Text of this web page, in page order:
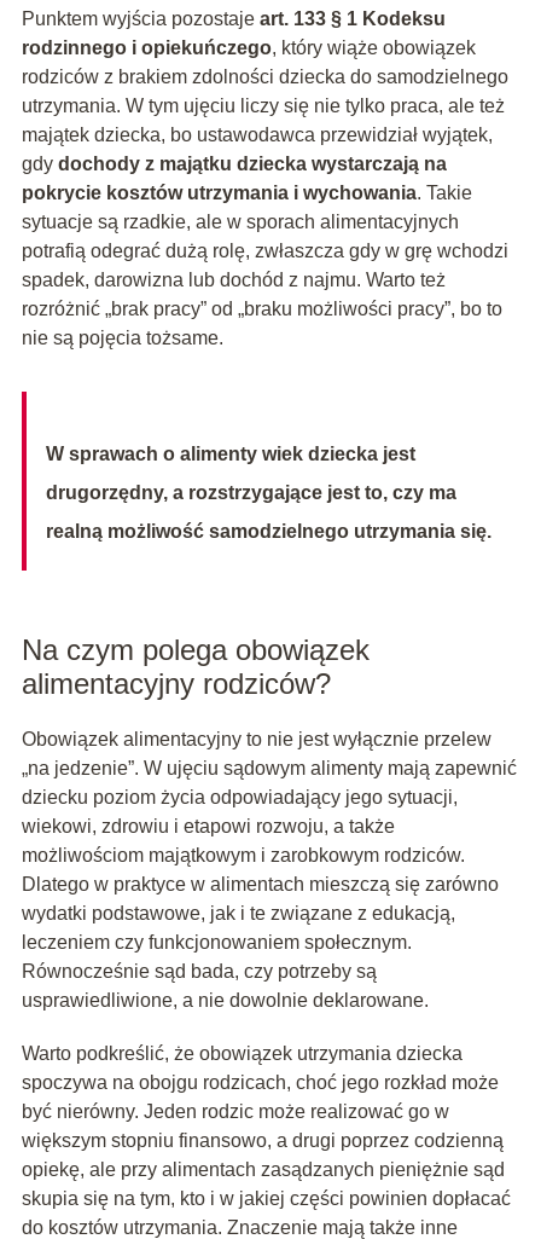
Punktem wyjścia pozostaje art. 133 § 1 Kodeksu
rodzinnego i opiekuńczego, który wiąże obowiązek
rodziców z brakiem zdolności dziecka do samodzielnego
utrzymania. W tym ujęciu liczy się nie tylko praca, ale też
majątek dziecka, bo ustawodawca przewidział wyjątek,
gdy dochody z majątku dziecka wystarczają na
pokrycie kosztów utrzymania i wychowania. Takie
sytuacje są rzadkie, ale w sporach alimentacyjnych
potrafią odegrać dużą rolę, zwłaszcza gdy w grę wchodzi
spadek, darowizna lub dochód z najmu. Warto też
rozróżnić „brak pracy” od „braku możliwości pracy”, bo to
nie są pojęcia tożsame.
W sprawach o alimenty wiek dziecka jest
drugorzędny, a rozstrzygające jest to, czy ma
realną możliwość samodzielnego utrzymania się.
Na czym polega obowiązek
alimentacyjny rodziców?
Obowiązek alimentacyjny to nie jest wyłącznie przelew
„na jedzenie”. W ujęciu sądowym alimenty mają zapewnić
dziecku poziom życia odpowiadający jego sytuacji,
wiekowi, zdrowiu i etapowi rozwoju, a także
możliwościom majątkowym i zarobkowym rodziców.
Dlatego w praktyce w alimentach mieszczą się zarówno
wydatki podstawowe, jak i te związane z edukacją,
leczeniem czy funkcjonowaniem społecznym.
Równocześnie sąd bada, czy potrzeby są
usprawiedliwione, a nie dowolnie deklarowane.
Warto podkreślić, że obowiązek utrzymania dziecka
spoczywa na obojgu rodzicach, choć jego rozkład może
być nierówny. Jeden rodzic może realizować go w
większym stopniu finansowo, a drugi poprzez codzienną
opiekę, ale przy alimentach zasądzanych pieniężnie sąd
skupia się na tym, kto i w jakiej części powinien dopłacać
do kosztów utrzymania. Znaczenie mają także inne